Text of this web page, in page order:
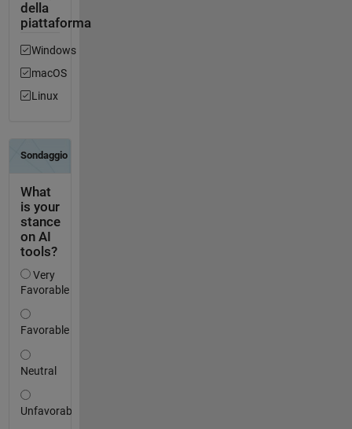
della
piattaforma
Windows
macOS
Linux